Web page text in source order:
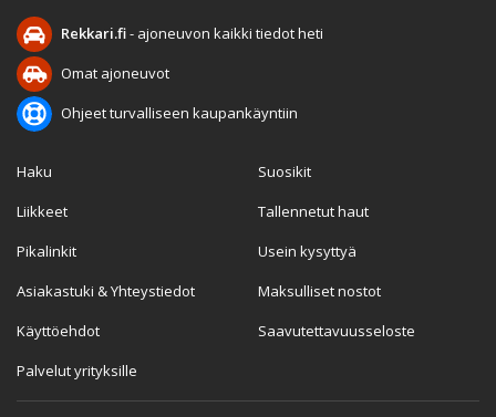
Rekkari.fi- ajoneuvon kaikki tiedot heti
Omat ajoneuvot
Ohjeet turvalliseen kaupankäyntiin
Haku
Liikkeet
Pikalinkit
Asiakastuki & Yhteystiedot
Käyttöehdot
Palvelut yrityksille
Suosikit
Tallennetut haut
Usein kysyttyä
Maksulliset nostot
Saavutettavuusseloste